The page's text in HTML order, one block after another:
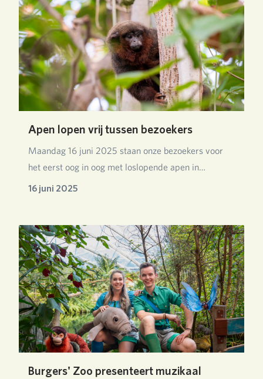
Apen lopen vrij tussen bezoekers
Maandag 16 juni 2025 staan onze bezoekers voor
het eerst oog in oog met loslopende apen in
Burgers’…
16 juni 2025
Burgers' Zoo presenteert muzikaal